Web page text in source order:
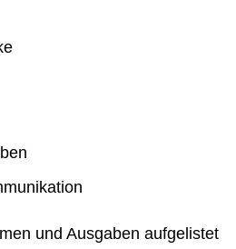
und Ausgaben aufgelistet